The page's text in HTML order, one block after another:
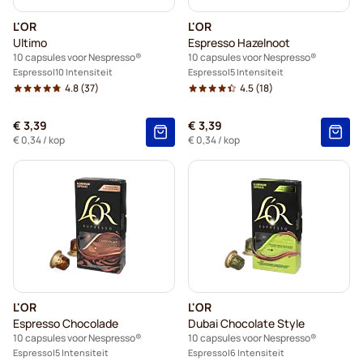
L'OR
Ultimo
10 capsules voor Nespresso®
Espresso 10 Intensiteit
4.8(37)
€ 3,39
€ 0,34/ kop
L'OR
Espresso Hazelnoot
10 capsules voor Nespresso®
Espresso 5 Intensiteit
4.5(18)
€ 3,39
€ 0,34/ kop
L'OR
Espresso Chocolade
10 capsules voor Nespresso®
Espresso 5 Intensiteit
L'OR
Dubai Chocolate Style
10 capsules voor Nespresso®
Espresso 6 Intensiteit